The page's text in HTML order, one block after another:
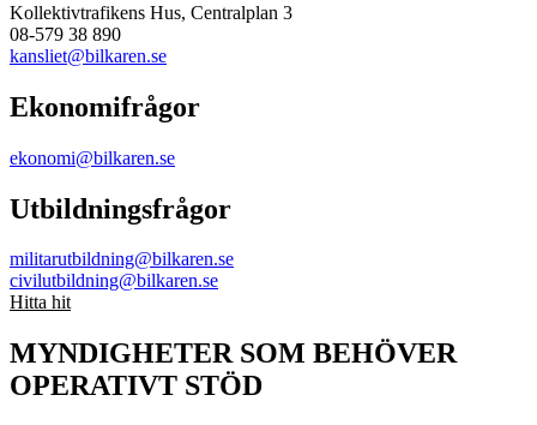
Kollektivtrafikens Hus, Centralplan 3
08-579 38 890
kansliet@bilkaren.se
Ekonomifrågor
ekonomi@bilkaren.se
Utbildningsfrågor
militarutbildning@bilkaren.se
civilutbildning@bilkaren.se
Hitta hit
MYNDIGHETER SOM BEHÖVER
OPERATIVT STÖD